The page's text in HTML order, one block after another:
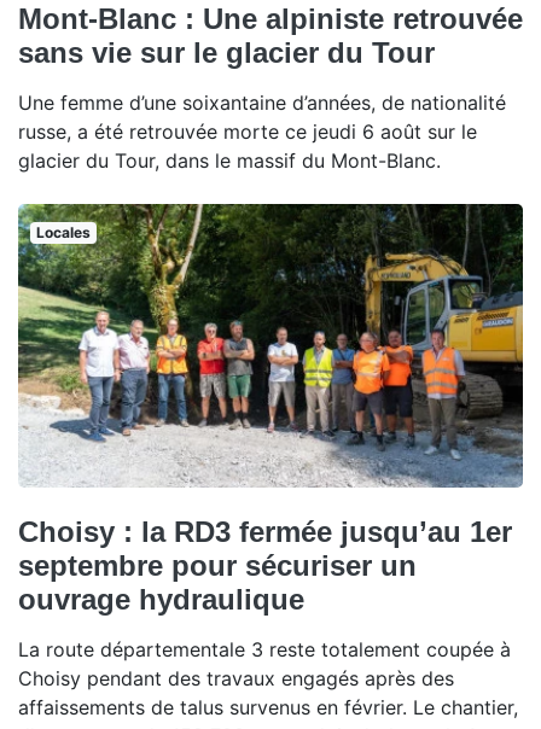
Mont-Blanc : Une alpiniste retrouvée
sans vie sur le glacier du Tour
Une femme d’une soixantaine d’années, de nationalité
russe, a été retrouvée morte ce jeudi 6 août sur le
glacier du Tour, dans le massif du Mont-Blanc.
Locales
Choisy : la RD3 fermée jusqu’au 1er
septembre pour sécuriser un
ouvrage hydraulique
La route départementale 3 reste totalement coupée à
Choisy pendant des travaux engagés après des
affaissements de talus survenus en février. Le chantier,